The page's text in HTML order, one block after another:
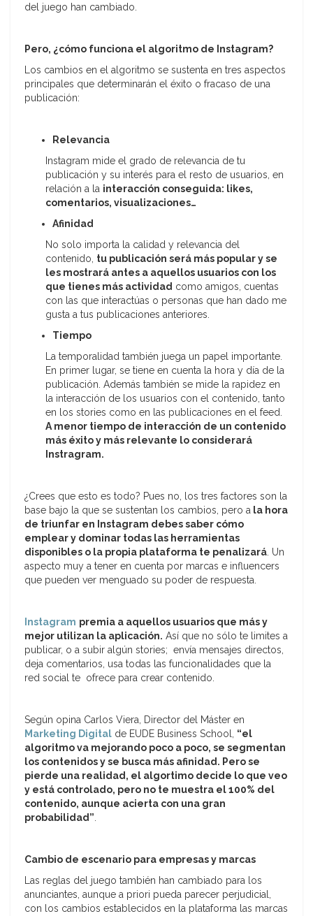
del juego han cambiado.
Pero, ¿cómo funciona el algoritmo de Instagram?
Los cambios en el algoritmo se sustenta en tres aspectos
principales que determinarán el éxito o fracaso de una
publicación:
Relevancia
Instagram mide el grado de relevancia de tu
publicación y su interés para el resto de usuarios, en
relación a la interacción conseguida: likes,
comentarios, visualizaciones…
Afinidad
No solo importa la calidad y relevancia del
contenido, tu publicación será más popular y se
les mostrará antes a aquellos usuarios con los
que tienes más actividad como amigos, cuentas
con las que interactúas o personas que han dado me
gusta a tus publicaciones anteriores.
Tiempo
La temporalidad también juega un papel importante.
En primer lugar, se tiene en cuenta la hora y día de la
publicación. Además también se mide la rapidez en
la interacción de los usuarios con el contenido, tanto
en los stories como en las publicaciones en el feed.
A menor tiempo de interacción de un contenido
más éxito y más relevante lo considerará
Instragram.
¿Crees que esto es todo? Pues no, los tres factores son la
base bajo la que se sustentan los cambios, pero a la hora
de triunfar en Instagram debes saber cómo
emplear y dominar todas las herramientas
disponibles o la propia plataforma te penalizará. Un
aspecto muy a tener en cuenta por marcas e influencers
que pueden ver menguado su poder de respuesta.
Instagram premia a aquellos usuarios que más y
mejor utilizan la aplicación. Así que no sólo te limites a
publicar, o a subir algún stories; envía mensajes directos,
deja comentarios, usa todas las funcionalidades que la
red social te ofrece para crear contenido.
Según opina Carlos Viera, Director del Máster en
Marketing Digital de EUDE Business School, “el
algoritmo va mejorando poco a poco, se segmentan
los contenidos y se busca más afinidad. Pero se
pierde una realidad, el algortimo decide lo que veo
y está controlado, pero no te muestra el 100% del
contenido, aunque acierta con una gran
probabilidad”.
Cambio de escenario para empresas y marcas
Las reglas del juego también han cambiado para los
anunciantes, aunque a priori pueda parecer perjudicial,
con los cambios establecidos en la plataforma las marcas